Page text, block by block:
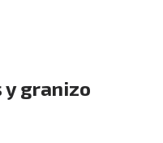
y granizo